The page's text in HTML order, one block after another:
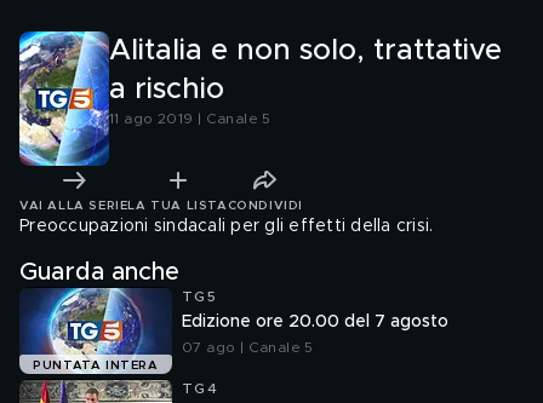
Alitalia e non solo, trattative
a rischio
11 ago 2019 | Canale 5
VAI ALLA SERIE LA TUA LISTA CONDIVIDI
Preoccupazioni sindacali per gli effetti della crisi.
Guarda anche
PUNTATA INTERA
TG5
Edizione ore 20.00 del 7 agosto
07 ago | Canale 5
TG4